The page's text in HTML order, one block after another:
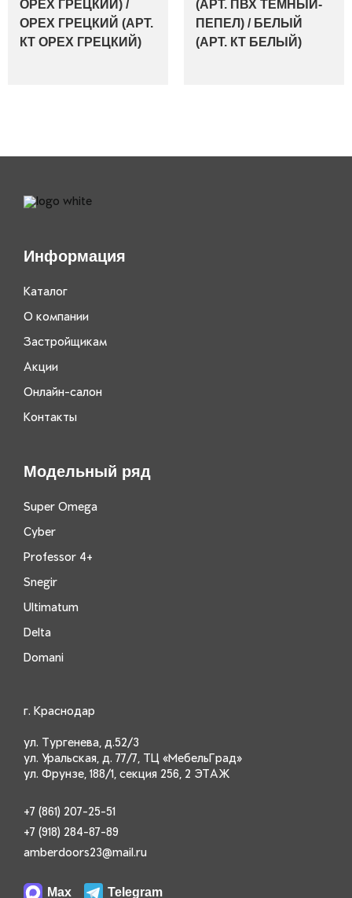
ОРЕХ ГРЕЦКИЙ) /
ОРЕХ ГРЕЦКИЙ (АРТ.
КТ ОРЕХ ГРЕЦКИЙ)
(АРТ. ПВХ ТЕМНЫЙ-
ПЕПЕЛ) / БЕЛЫЙ
(АРТ. КТ БЕЛЫЙ)
Информация
Каталог
О компании
Застройщикам
Акции
Онлайн-салон
Контакты
Модельный ряд
Super Omega
Cyber
Professor 4+
Snegir
Ultimatum
Delta
Domani
г. Краснодар
ул. Тургенева, д.52/3
ул. Уральская, д. 77/7, ТЦ «МебельГрад»
ул. Фрунзе, 188/1, секция 256, 2 ЭТАЖ
+7 (861) 207-25-51
+7 (918) 284-87-89
amberdoors23@mail.ru
Max Telegram